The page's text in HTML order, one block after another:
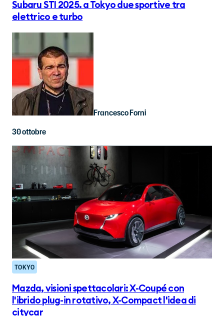
Subaru STI 2025. a Tokyo due sportive tra
elettrico e turbo
Francesco Forni
30 ottobre
TOKYO
Mazda, visioni spettacolari: X-Coupé con
l'ibrido plug-in rotativo, X-Compact l'idea di
citycar